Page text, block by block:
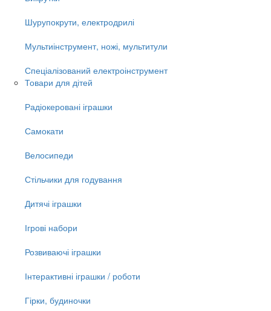
Шурупокрути, електродрилі
Мультиінструмент, ножі, мультитули
Спеціалізований електроінструмент
Товари для дітей
Радіокеровані іграшки
Самокати
Велосипеди
Стільчики для годування
Дитячі іграшки
Ігрові набори
Розвиваючі іграшки
Інтерактивні іграшки / роботи
Гірки, будиночки